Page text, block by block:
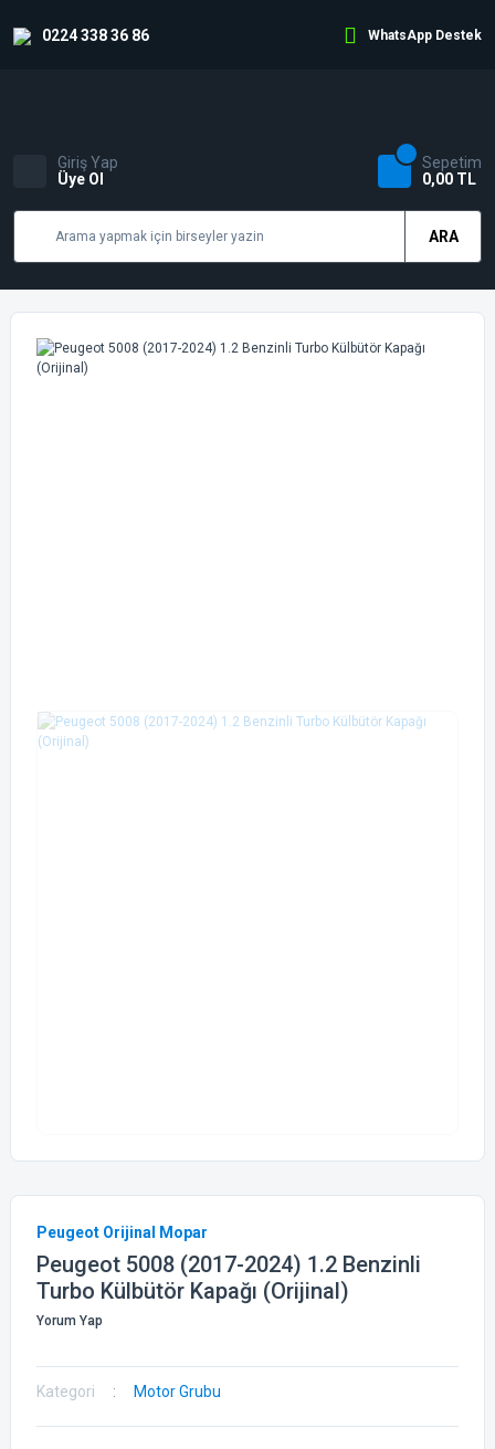
0224 338 36 86 WhatsApp Destek
ARA
Giriş Yap
Üye Ol
Sepetim
0,00 TL
Peugeot Orijinal Mopar
Peugeot 5008 (2017-2024) 1.2 Benzinli
Turbo Külbütör Kapağı (Orijinal)
Yorum Yap
Kategori Motor Grubu